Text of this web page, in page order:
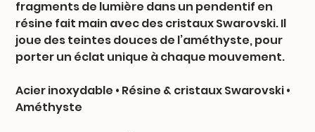
fragments de lumière dans un pendentif en
résine fait main avec des cristaux Swarovski. Il
joue des teintes douces de l’améthyste, pour
porter un éclat unique à chaque mouvement.
Acier inoxydable • Résine & cristaux Swarovski •
Améthyste